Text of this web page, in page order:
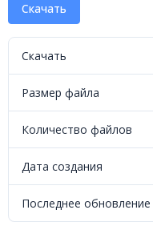
Скачать
Скачать
Размер файла
Количество файлов
Дата создания
Последнее обновление